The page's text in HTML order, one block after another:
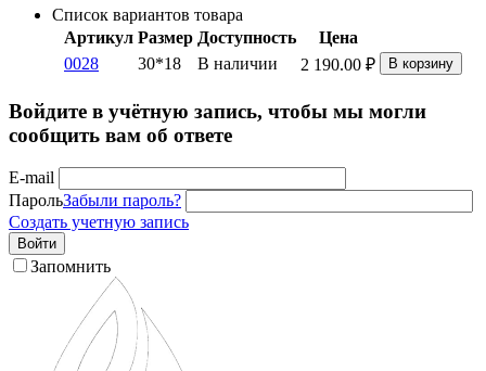
Список вариантов товара
Артикул Размер Доступность
Цена
0028
30*18 В наличии 2 190.00 ₽ В корзину
Войдите в учётную запись, чтобы мы могли
сообщить вам об ответе
E-mail
ПарольЗабыли пароль?
Создать учетную запись
Войти
Запомнить